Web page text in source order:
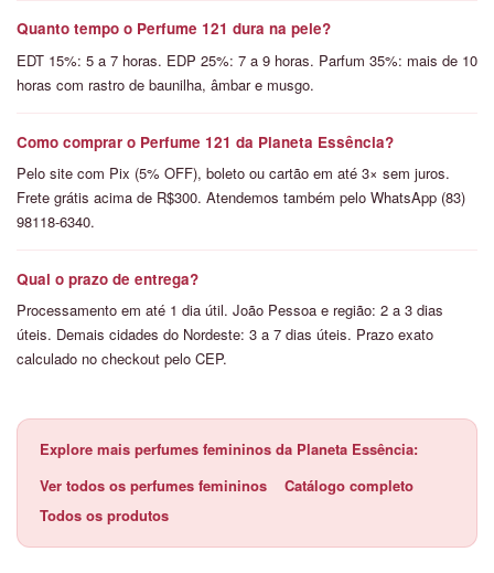
Quanto tempo o Perfume 121 dura na pele?
EDT 15%: 5 a 7 horas. EDP 25%: 7 a 9 horas. Parfum 35%: mais de 10
horas com rastro de baunilha, âmbar e musgo.
Como comprar o Perfume 121 da Planeta Essência?
Pelo site com Pix (5% OFF), boleto ou cartão em até 3× sem juros.
Frete grátis acima de R$300. Atendemos também pelo WhatsApp (83)
98118-6340.
Qual o prazo de entrega?
Processamento em até 1 dia útil. João Pessoa e região: 2 a 3 dias
úteis. Demais cidades do Nordeste: 3 a 7 dias úteis. Prazo exato
calculado no checkout pelo CEP.
Explore mais perfumes femininos da Planeta Essência:
Ver todos os perfumes femininos
Catálogo completo
Todos os produtos